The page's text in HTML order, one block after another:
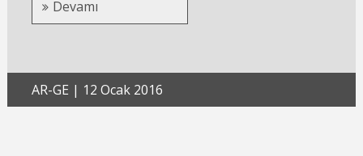
Devamı
AR-GE | 12 Ocak 2016